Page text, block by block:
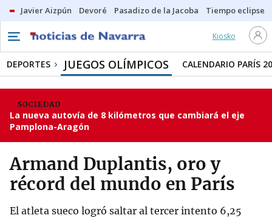
Javier Aizpún Devoré Pasadizo de la Jacoba Tiempo eclipse
Kiosko
DEPORTES JUEGOS OLÍMPICOS CALENDARIO PARÍS
SOCIEDAD
La nueva autovía de 8 kilómetros que cambiará el eje
Pamplona-Aragón
Armand Duplantis, oro y
récord del mundo en París
El atleta sueco logró saltar al tercer intento 6,25